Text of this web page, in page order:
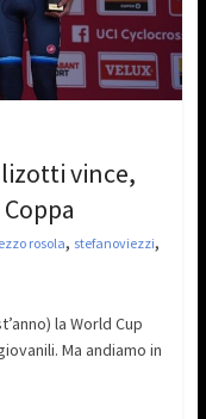
vince,
rosola, stefanoviezzi,
la World Cup
Ma andiamo in